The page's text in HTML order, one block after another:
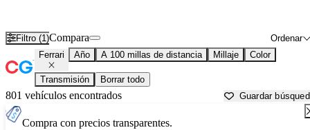
Filtro (1) Ordenar
Compara
Ferrari Año A 100 millas de distancia Millaje Color
Transmisión Borrar todo
801 vehículos encontrados Guardar
Compra con precios transparentes.